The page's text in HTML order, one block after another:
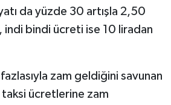
da yüzde 30 artışla 2,50
indi bindi ücreti ise 10 liradan
zam geldiğini savunan
taksi ücretlerine zam